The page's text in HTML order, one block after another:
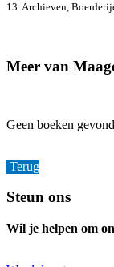
13. Archieven,
Meer van
Geen boeken
Terug
Footer
Steun ons
Wil je helpen om